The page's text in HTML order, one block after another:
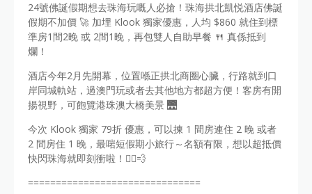
24號佛誕假期想去珠海玩嘅人必搶！珠海拱北凱悦酒店佛誕
假期不加價 🚀 加埋 Klook 獨家優惠，人均 $860 就住到標
準房1間2晚 或 2間1晚，再包雙人自助早餐 🍴 真係抵到
爛！
酒店今年2月先開幕，位置喺正拱北商圈心臟，行路就到口
岸同城軌站，過澳門玩或者去其他地方都超方便！客房有開
揚視野，可飽覽港珠澳大橋美景 🌉
今次 Klook 獨家 79折 優惠，可以揀 1 間房連住 2 晚 或者
2 間房住 1 晚，最啱短假期小旅行～名額有限，想以超抵價
快閃珠海就即刻衝啦！🏃‍♂️💨
===============================